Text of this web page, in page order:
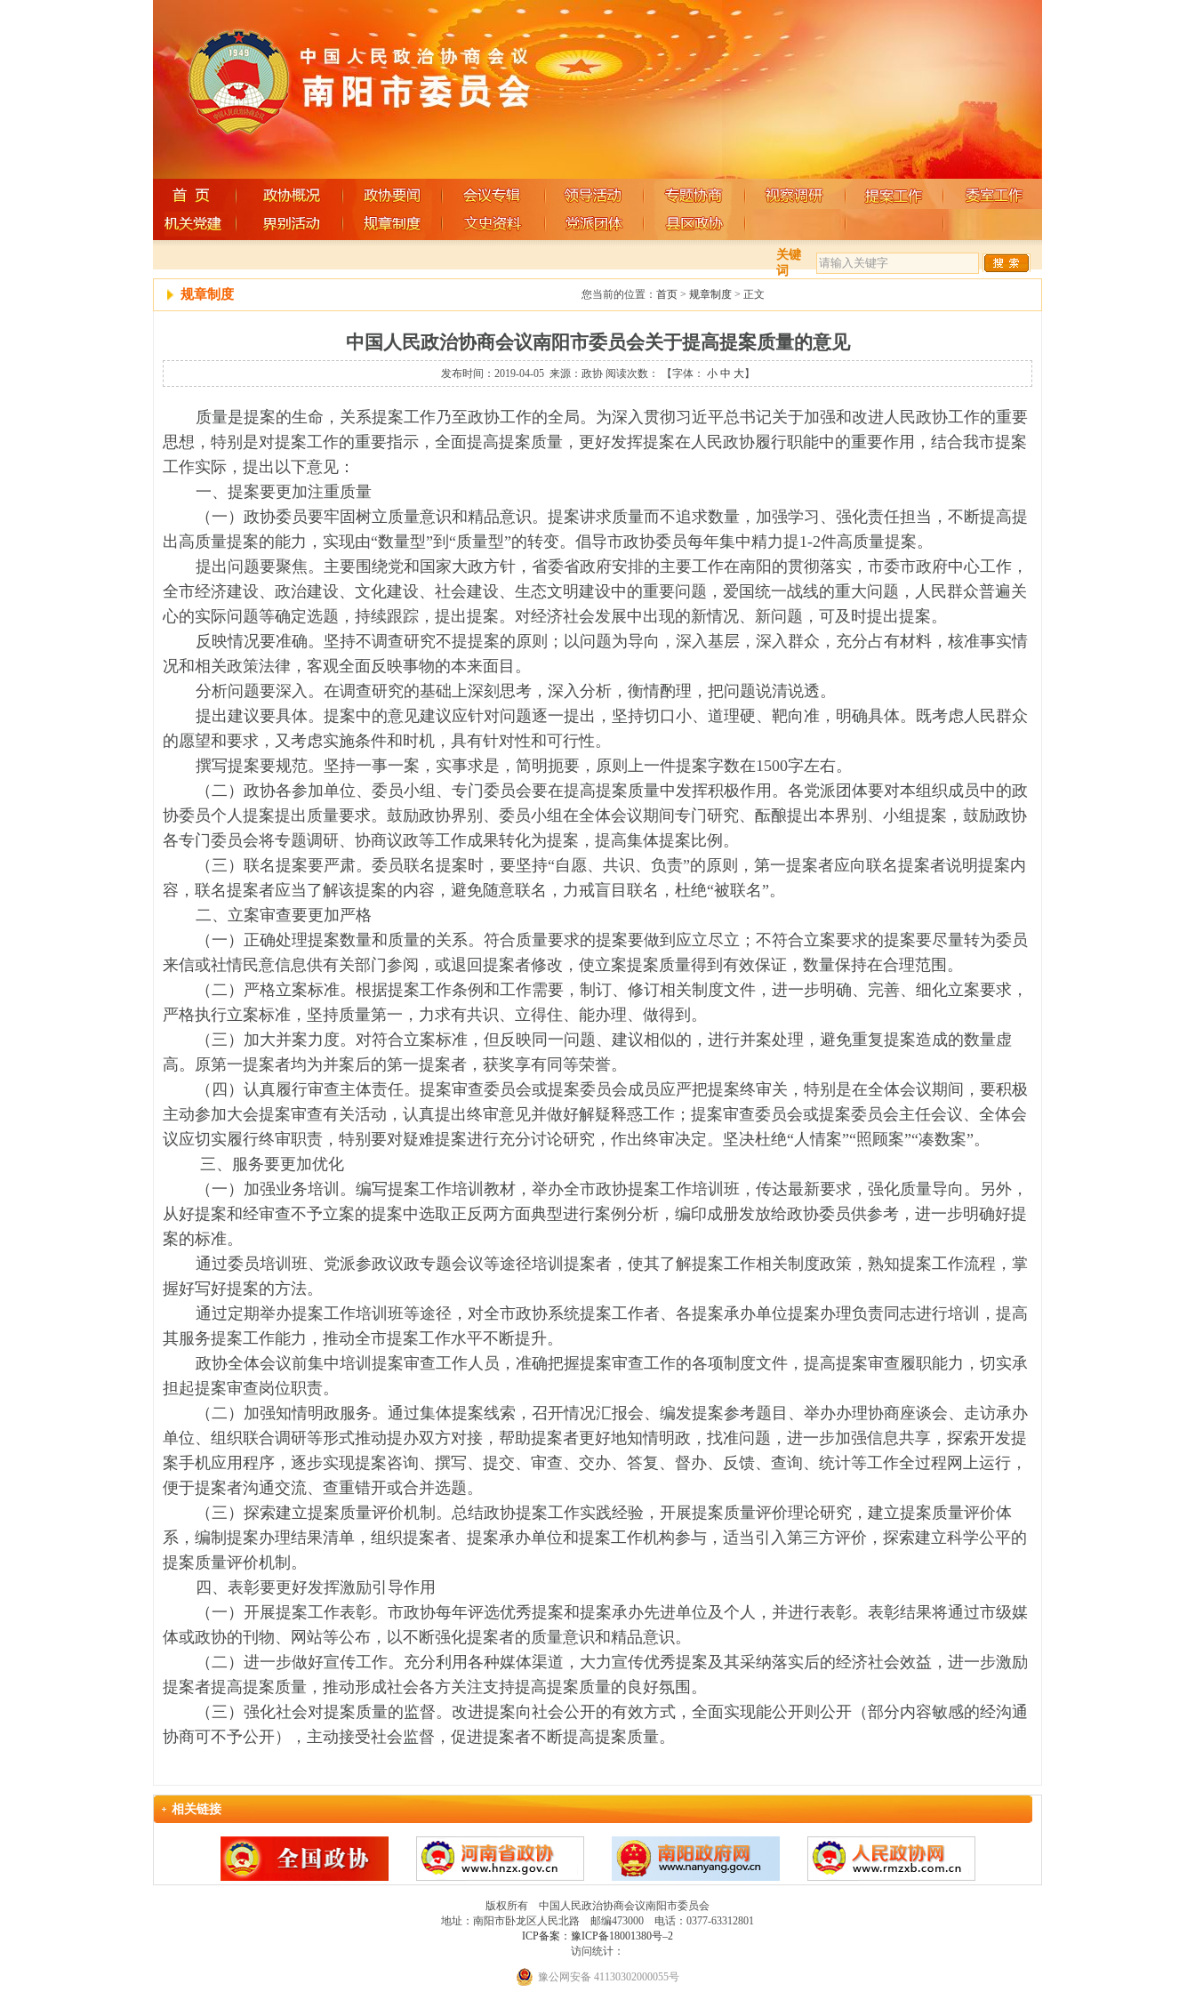
关键
词
规章制度 您当前的位置： 首页 > 规章制度 > 正文
中国人民政治协商会议南阳市委员会关于提高提案质量的意见
发布时间：2019-04-05 来源：政协阅读次数： 【字体： 小 中 大】
质量是提案的生命，关系提案工作乃至政协工作的全局。为深入贯彻习近平总书记关于加强和改进人民政协工作的重要
思想，特别是对提案工作的重要指示，全面提高提案质量，更好发挥提案在人民政协履行职能中的重要作用，结合我市提案
工作实际，提出以下意见：
一、提案要更加注重质量
（一）政协委员要牢固树立质量意识和精品意识。提案讲求质量而不追求数量，加强学习、强化责任担当，不断提高提
出高质量提案的能力，实现由“数量型”到“质量型”的转变。倡导市政协委员每年集中精力提1-2件高质量提案。
提出问题要聚焦。 主要围绕党和国家大政方针，省委省政府安排的主要工作在南阳的贯彻落实，市委市政府中心工作，
全市经济建设、政治建设、文化建设、社会建设、生态文明建设中的重要问题，爱国统一战线的重大问题，人民群众普遍关
心的实际问题等确定选题，持续跟踪，提出提案。对经济社会发展中出现的新情况、新问题，可及时提出提案。
反映情况要准确。 坚持不调查研究不提提案的原则；以问题为导向，深入基层，深入群众，充分占有材料，核准事实情
况和相关政策法律，客观全面反映事物的本来面目。
分析问题要深入。在调查研究的基础上深刻思考，深入分析，衡情酌理，把问题说清说透。
提出建议要具体。提案中的意见建议应针对问题逐一提出，坚持切口小、道理硬、靶向准，明确具体。既考虑人民群众
的愿望和要求，又考虑实施条件和时机，具有针对性和可行性。
撰写提案要规范。 坚持一事一案，实事求是，简明扼要，原则上一件提案字数在1500字左右。
（二）政协各参加单位、委员小组、专门委员会要在提高提案质量中发挥积极作用。各党派团体要对本组织成员中的政
协委员个人提案提出质量要求。鼓励政协界别、委员小组在全体会议期间专门研究、酝酿提出本界别、小组提案，鼓励政协
各专门委员会将专题调研、协商议政等工作成果转化为提案，提高集体提案比例。
（三）联名提案要严肃。委员联名提案时，要坚持“自愿、共识、负责”的原则，第一提案者应向联名提案者说明提案内
容，联名提案者应当了解该提案的内容，避免随意联名，力戒盲目联名，杜绝“被联名”。
二、立案审查要更加严格
（一）正确处理提案数量和质量的关系。符合质量要求的提案要做到应立尽立；不符合立案要求的提案要尽量转为委员
来信或社情民意信息供有关部门参阅，或退回提案者修改，使立案提案质量得到有效保证，数量保持在合理范围。
（二）严格立案标准。根据提案工作条例和工作需要，制订、修订相关制度文件，进一步明确、完善、细化立案要求，
严格执行立案标准，坚持质量第一，力求有共识、立得住、能办理、做得到。
（三） 加大并案力度。对符合立案标准，但反映同一问题、建议相似的，进行并案处理，避免重复提案造成的数量虚
高。原第一提案者均为并案后的第一提案者，获奖享有同等荣誉。
（四）认真履行审查主体责任。提案审查委员会或提案委员会成员应严把提案终审关，特别是在全体会议期间，要积极
主动参加大会提案审查有关活动，认真提出终审意见并做好解疑释惑工作；提案审查委员会或提案委员会主任会议、全体会
议应切实履行终审职责，特别要对疑难提案进行充分讨论研究，作出终审决定。坚决杜绝“人情案”“照顾案”“凑数案”。
三、 服务要更加优化
（一） 加强业务培训。编写提案工作培训教材，举办全市政协提案工作培训班，传达最新要求，强化质量导向。另外，
从好提案和经审查不予立案的提案中选取正反两方面典型进行案例分析，编印成册发放给政协委员供参考，进一步明确好提
案的标准。
通过委员培训班、党派参政议政专题会议等途径培训提案者，使其了解提案工作相关制度政策，熟知提案工作流程，掌
握好写好提案的方法。
通过定期举办提案工作培训班等途径，对全市政协系统提案工作者、各提案承办单位提案办理负责同志进行培训，提高
其服务提案工作能力，推动全市提案工作水平不断提升。
政协全体会议前集中培训提案审查工作人员，准确把握提案审查工作的各项制度文件，提高提案审查履职能力，切实承
担起提案审查岗位职责。
（二）加强知情明政服务。通过集体提案线索，召开情况汇报会、编发提案参考题目、举办办理协商座谈会、走访承办
单位、组织联合调研等形式推动提办双方对接，帮助提案者更好地知情明政，找准问题，进一步加强信息共享，探索开发提
案手机应用程序，逐步实现提案咨询、撰写、提交、审查、交办、答复、督办、反馈、查询、统计等工作全过程网上运行，
便于提案者沟通交流、查重错开或合并选题。
（三）探索建立提案质量评价机制。总结政协提案工作实践经验，开展提案质量评价理论研究，建立提案质量评价体
系，编制提案办理结果清单，组织提案者、提案承办单位和提案工作机构参与，适当引入第三方评价，探索建立科学公平的
提案质量评价机制。
四、表彰要更好发挥激励引导作用
（一）开展提案工作表彰。市政协每年评选优秀提案和提案承办先进单位及个人，并进行表彰。表彰结果将通过市级媒
体或政协的刊物、网站等公布，以不断强化提案者的质量意识和精品意识。
（二）进一步做好宣传工作。 充分利用各种媒体渠道，大力宣传优秀提案及其采纳落实后的经济社会效益，进一步激励
提案者提高提案质量，推动形成社会各方关注支持提高提案质量的良好氛围。
（三）强化社会对提案质量的监督。改进提案向社会公开的有效方式，全面实现能公开则公开（部分内容敏感的经沟通
协商可不予公开），主动接受社会监督，促进提案者不断提高提案质量。
相关链接
版权所有 中国人民政治协商会议南阳市委员会
地址：南阳市卧龙区人民北路 邮编473000 电话：0377-63312801
ICP备案：豫ICP备18001380号–2
访问统计：
豫公网安备 41130302000055号